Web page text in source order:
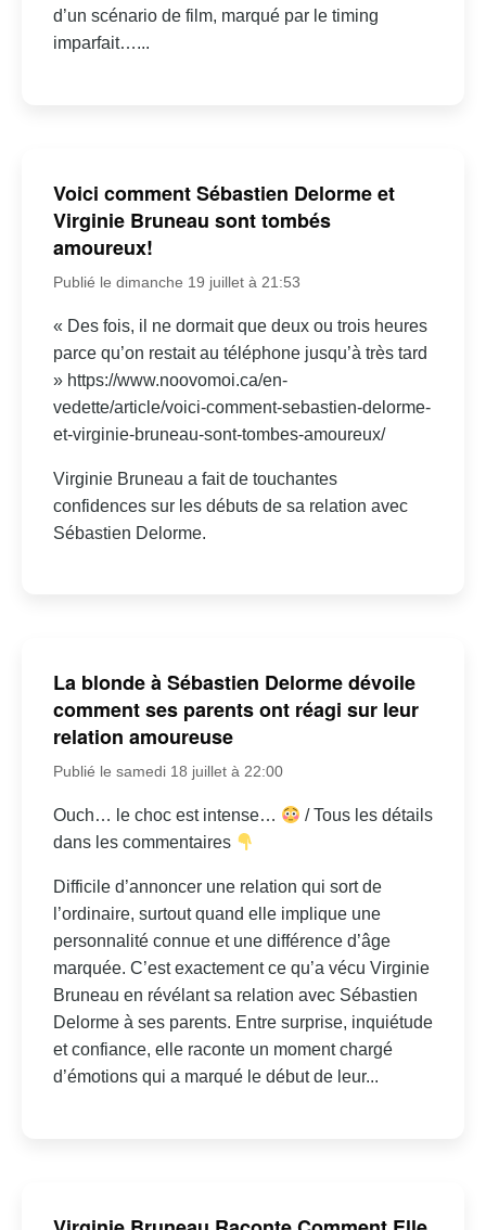
d’un scénario de film, marqué par le timing
imparfait…...
Voici comment Sébastien Delorme et
Virginie Bruneau sont tombés
amoureux!
Publié le dimanche 19 juillet à 21:53
« Des fois, il ne dormait que deux ou trois heures
parce qu’on restait au téléphone jusqu’à très tard
» https://www.noovomoi.ca/en-
vedette/article/voici-comment-sebastien-delorme-
et-virginie-bruneau-sont-tombes-amoureux/
Virginie Bruneau a fait de touchantes
confidences sur les débuts de sa relation avec
Sébastien Delorme.
La blonde à Sébastien Delorme dévoile
comment ses parents ont réagi sur leur
relation amoureuse
Publié le samedi 18 juillet à 22:00
Ouch… le choc est intense…
/ Tous les détails
dans les commentaires
Difficile d’annoncer une relation qui sort de
l’ordinaire, surtout quand elle implique une
personnalité connue et une différence d’âge
marquée. C’est exactement ce qu’a vécu Virginie
Bruneau en révélant sa relation avec Sébastien
Delorme à ses parents. Entre surprise, inquiétude
et confiance, elle raconte un moment chargé
d’émotions qui a marqué le début de leur...